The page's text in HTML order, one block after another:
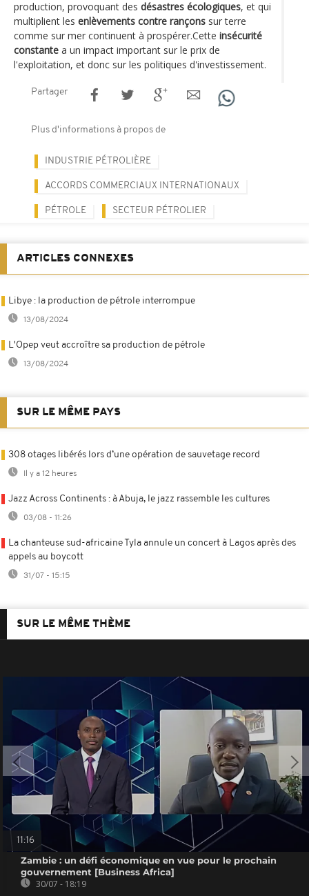
production, provoquant des désastres écologiques, et qui
multiplient les enlèvements contre rançons sur terre
comme sur mer continuent à prospérer.Cette insécurité
constante a un impact important sur le prix de
l'exploitation, et donc sur les politiques d'investissement.
Partager
Plus d'informations à propos de
INDUSTRIE PÉTROLIÈRE
ACCORDS COMMERCIAUX INTERNATIONAUX
PÉTROLE SECTEUR PÉTROLIER
ARTICLES CONNEXES
Libye : la production de pétrole interrompue
13/08/2024
L'Opep veut accroître sa production de pétrole
13/08/2024
SUR LE MÊME PAYS
308 otages libérés lors d’une opération de sauvetage record
Il y a 12 heures
Jazz Across Continents : à Abuja, le jazz rassemble les cultures
03/08 - 11:26
La chanteuse sud-africaine Tyla annule un concert à Lagos après des
appels au boycott
31/07 - 15:15
SUR LE MÊME THÈME
11:16
Zambie : un défi économique en vue pour le prochain
gouvernement [Business Africa]
30/07 - 18:19